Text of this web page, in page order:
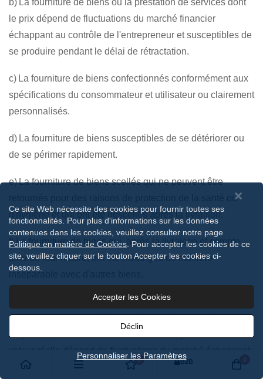
b) La fourniture de biens ou la prestation de services dont
le prix dépend de fluctuations du marché financier
échappant au contrôle de l'entrepreneur et susceptibles de
se produire pendant le délai de rétractation.
c) La fourniture de biens confectionnés conformément aux
spécifications du consommateur et utilisateur ou clairement
personnalisés.
d) La fourniture de biens susceptibles de se détériorer ou
de se périmer rapidement.
e) La fourniture de biens scellés qui ne peuvent être
retournés pour des raisons de protection de la santé ou
d'hygiène et qui ont été descellés après la livraison.
f) La fourniture de biens qui, après la livraison et compte
tenu de leur nature, ont été mélangés de manière
g) La livraison de boissons alcoolisées dont le prix a été
convenu au moment de la conclusion du contrat de vente
et qui ne peuvent être livrées dans les 30 jours, et dont la
valeur réelle dépend de fluctuations du marché échappant
au contrôle de l'entrepreneur.
0 B2B
Ce site Web nécessite des cookies pour fournir toutes ses
fonctionnalités. Pour plus d'informations sur les données
contenues dans les cookies, veuillez consulter notre page
Politique en matière de Cookies . Pour accepter les cookies de ce
site, veuillez cliquer sur le bouton Accepter les cookies ci-
dessous.
Accepter les Cookies
Déclin
Personnaliser les Paramètres